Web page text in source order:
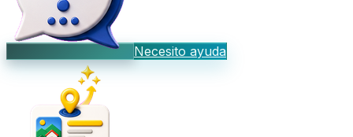
Necesito ayuda